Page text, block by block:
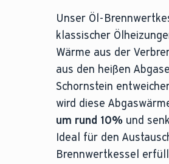
Unser Öl-
klassischer
Wärme aus der
aus den heißen
Schornstein
wird diese
um rund 10% und
Ideal für den
Brennwertkessel